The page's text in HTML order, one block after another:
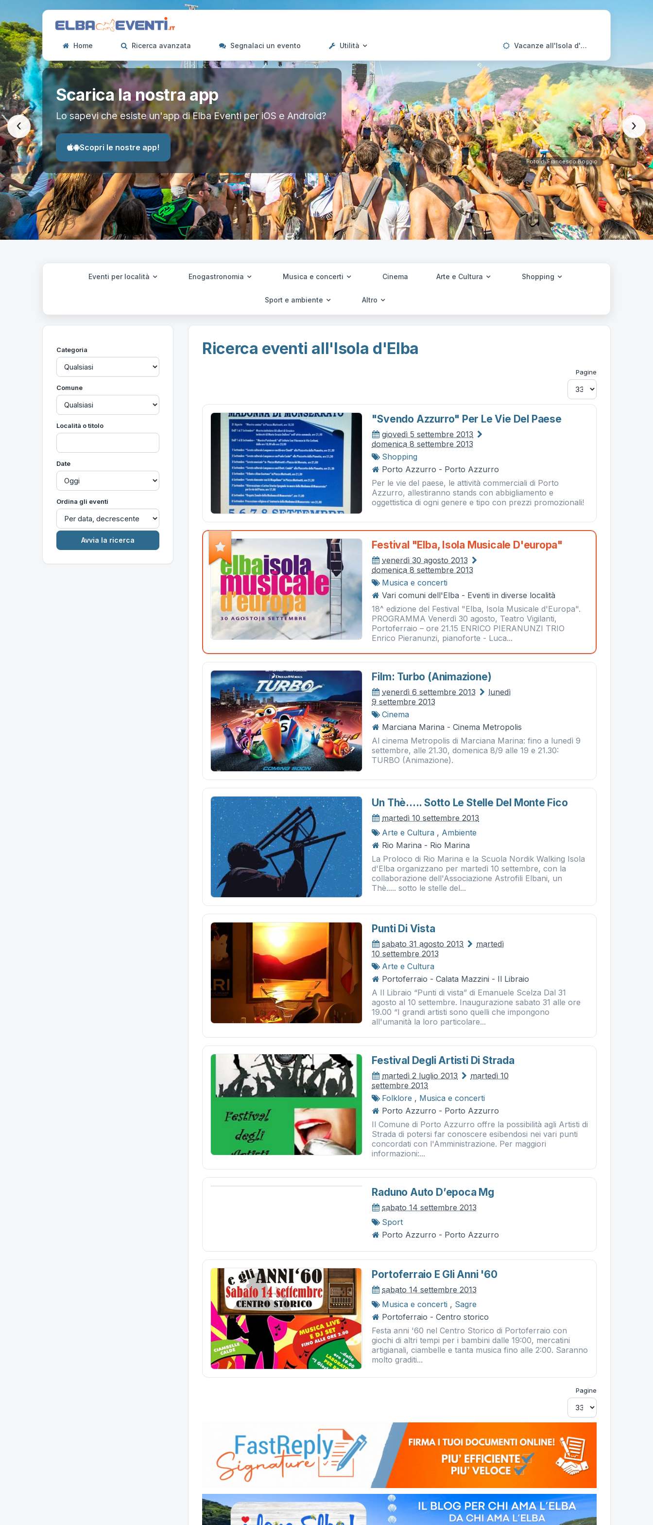
Home Ricerca avanzata Segnalaci un evento Utilità Vacanze all'Isola d'Elba
Scarica la nostra app
Lo sapevi che esiste un'app di Elba Eventi per iOS e Android?
Scopri le nostre app!
Foto di Francesco Boggio
‹ ›
Eventi per località Enogastronomia Musica e concerti Cinema Arte e Cultura Shopping
Sport e ambiente Altro
Categoria
Comune
Località o titolo
Date
Ordina gli eventi
Ricerca eventi all'Isola d'Elba
Pagine
"svendo Azzurro" Per Le Vie Del Paese
giovedì 5 settembre 2013
domenica 8 settembre 2013
Shopping
Porto Azzurro - Porto Azzurro
Per le vie del paese, le attività commerciali di Porto
Azzurro, allestiranno stands con abbigliamento e
oggettistica di ogni genere e tipo con prezzi promozionali!
Festival "elba, Isola Musicale D'europa"
venerdì 30 agosto 2013
domenica 8 settembre 2013
Musica e concerti
Vari comuni dell'Elba - Eventi in diverse località
18^ edizione del Festival "Elba, Isola Musicale d'Europa".
PROGRAMMA Venerdì 30 agosto, Teatro Vigilanti,
Portoferraio – ore 21.15 ENRICO PIERANUNZI TRIO
Enrico Pieranunzi, pianoforte - Luca...
Film: Turbo (animazione)
venerdì 6 settembre 2013
lunedì
9 settembre 2013
Cinema
Marciana Marina - Cinema Metropolis
Al cinema Metropolis di Marciana Marina: fino a lunedì 9
settembre, alle 21.30, domenica 8/9 alle 19 e 21.30:
TURBO (Animazione).
Un Thè..... Sotto Le Stelle Del Monte Fico
martedì 10 settembre 2013
Arte e Cultura , Ambiente
Rio Marina - Rio Marina
La Proloco di Rio Marina e la Scuola Nordik Walking Isola
d'Elba organizzano per martedì 10 settembre, con la
collaborazione dell'Associazione Astrofili Elbani, un
Thè..... sotto le stelle del...
Punti Di Vista
sabato 31 agosto 2013
martedì
10 settembre 2013
Arte e Cultura
Portoferraio - Calata Mazzini - Il Libraio
A Il Libraio “Punti di vista” di Emanuele Scelza Dal 31
agosto al 10 settembre. Inaugurazione sabato 31 alle ore
19.00 “I grandi artisti sono quelli che impongono
all'umanità la loro particolare...
Festival Degli Artisti Di Strada
martedì 2 luglio 2013
martedì 10
settembre 2013
Folklore , Musica e concerti
Porto Azzurro - Porto Azzurro
Il Comune di Porto Azzurro offre la possibilità agli Artisti di
Strada di potersi far conoscere esibendosi nei vari punti
concordati con l'Amministrazione. Per maggiori
informazioni:...
Raduno Auto D’epoca Mg
sabato 14 settembre 2013
Sport
Porto Azzurro - Porto Azzurro
Portoferraio E Gli Anni '60
sabato 14 settembre 2013
Musica e concerti , Sagre
Portoferraio - Centro storico
Festa anni '60 nel Centro Storico di Portoferraio con
giochi di altri tempi per i bambini dalle 19:00, mercatini
artigianali, ciambelle e tanta musica fino alle 2:00. Saranno
molto graditi...
Pagine